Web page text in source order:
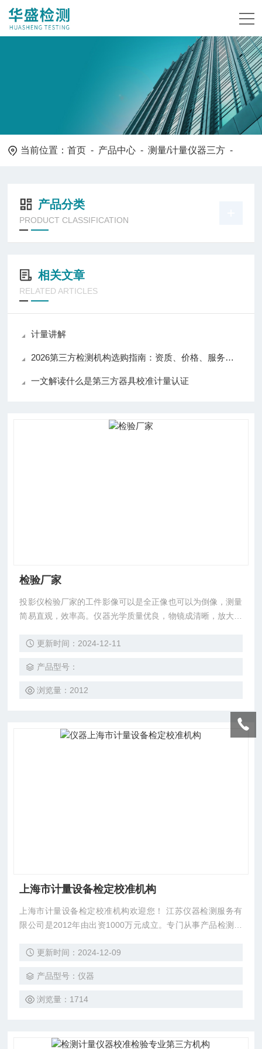
当前位置：首页 - 产品中心 -测量/计量仪器三方 -
产品分类
PRODUCT CLASSIFICATION
相关文章
RELATED ARTICLES
计量讲解
2026第三方检测机构选购指南：资质、价格、服务全维度对比
一文解读什么是第三方器具校准计量认证
检验厂家
投影仪检验厂家的工件影像可以是全正像也可以为倒像，测量
简易直观，效率高。仪器光学质量优良，物镜成清晰，放大倍
用于机械、仪表、电子、轻工等行业院校、研究所、计量检定
更新时间：2024-12-11
产品型号：
浏览量：2012
上海市计量设备检定校准机构
上海市计量设备检定校准机构欢迎您！ 江苏仪器检测服务有
限公司是2012年由出资1000万元成立。专门从事产品检测和
员会（CNAS）认可，认可号L6634，国际实验室互认组织（I
更新时间：2024-12-09
产品型号：仪器
浏览量：1714